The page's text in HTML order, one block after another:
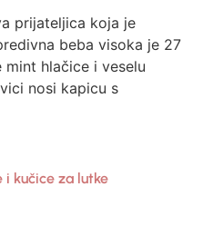
prijateljica koja je
beba visoka je 27
hlačice i veselu
nosi kapicu s
i kučice za lutke